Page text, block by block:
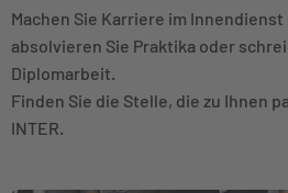
Machen Sie Karriere im
absolvieren Sie Praktika oder
Diplomarbeit.
Finden Sie die Stelle, die zu Ihnen
INTER.